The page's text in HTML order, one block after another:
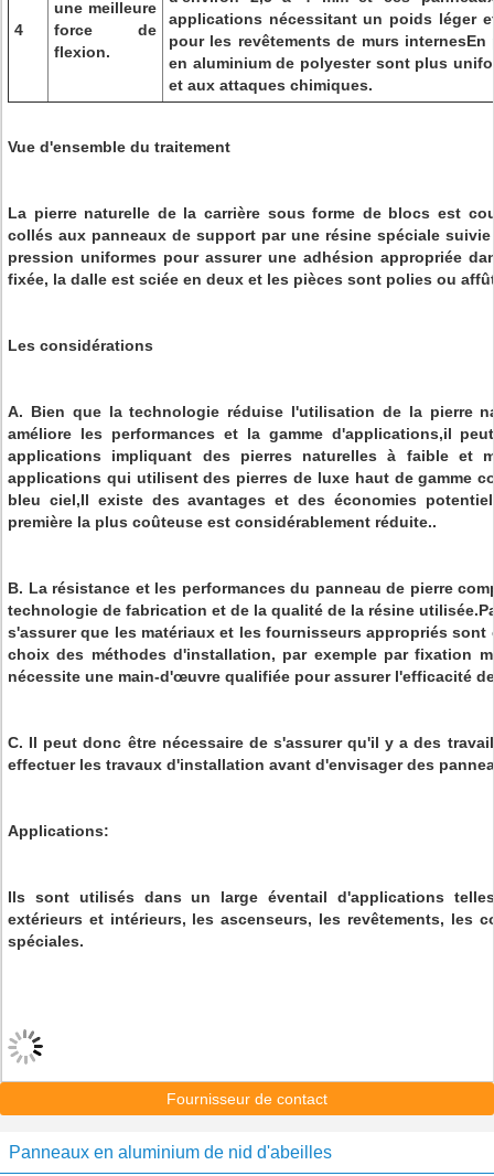
4
une meilleure
force de
flexion.
applications nécessitant un poids léger
pour les revêtements de murs
en aluminium de polyester sont plus
et aux attaques chimiques.
Vue d'ensemble du traitement
La pierre naturelle de la carrière sous forme de blocs est
collés aux panneaux de support par une résine spéciale
pression uniformes pour assurer une adhésion appropriée
fixée, la dalle est sciée en deux et les pièces sont polies ou
Les considérations
A. Bien que la technologie réduise l'utilisation de la pierre
améliore les performances et la gamme d'applications,il
applications impliquant des pierres naturelles à faible et
applications qui utilisent des pierres de luxe haut de gamme
bleu ciel,Il existe des avantages et des économies
première la plus coûteuse est considérablement réduite..
B. La résistance et les performances du panneau de pierre
technologie de fabrication et de la qualité de la résine
s'assurer que les matériaux et les fournisseurs appropriés
choix des méthodes d'installation, par exemple par fixation
nécessite une main-d'œuvre qualifiée pour assurer l'efficacité
C. Il peut donc être nécessaire de s'assurer qu'il y a des
effectuer les travaux d'installation avant d'envisager des
Applications:
Ils sont utilisés dans un large éventail d'applications
extérieurs et intérieurs, les ascenseurs, les revêtements, les
spéciales.
Fournisseur de contact
Panneaux en aluminium de nid d'abeilles